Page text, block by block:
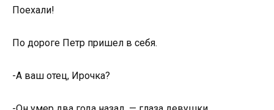
Поехали!
По дороге Петр пришел в себя.
-А ваш отец, Ирочка?